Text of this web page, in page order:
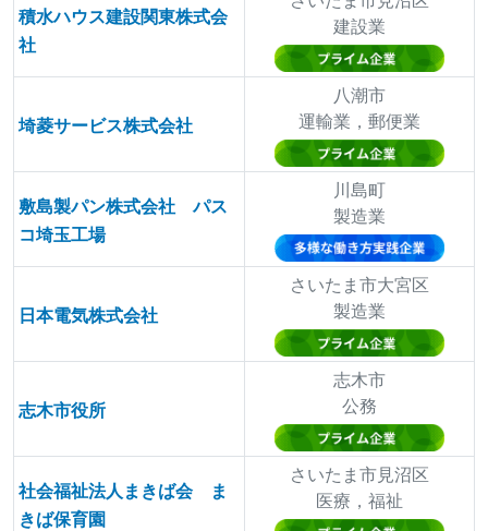
積水ハウス建設関東株式会
社
建設業
埼菱サービス株式会社
八潮市
運輸業，郵便業
敷島製パン株式会社 パス
コ埼玉工場
川島町
製造業
日本電気株式会社
さいたま市大宮区
製造業
志木市役所
志木市
公務
社会福祉法人まきば会 ま
きば保育園
さいたま市見沼区
医療，福祉